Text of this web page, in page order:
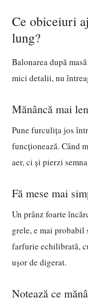
Ce obiceiuri
lung?
Balonarea după
mici detalii, nu
Mănâncă mai
Pune furculița jos
funcționează. Când
aer, ci și pierzi
Fă mese mai
Un prânz foarte
grele, e mai probabil
farfurie echilibrată,
ușor de digerat.
Notează ce